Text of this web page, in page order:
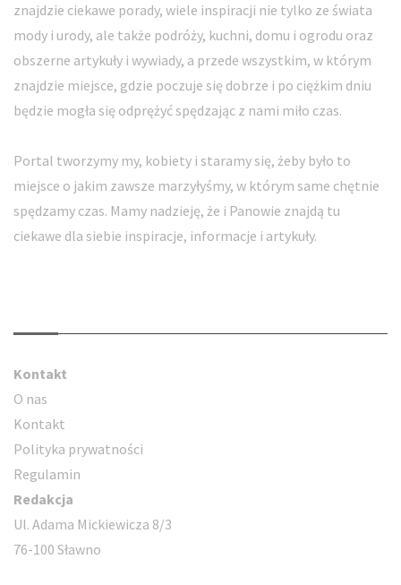
znajdzie ciekawe porady, wiele inspiracji nie tylko ze świata
mody i urody, ale także podróży, kuchni, domu i ogrodu oraz
obszerne artykuły i wywiady, a przede wszystkim, w którym
znajdzie miejsce, gdzie poczuje się dobrze i po ciężkim dniu
będzie mogła się odprężyć spędzając z nami miło czas.
Portal tworzymy my, kobiety i staramy się, żeby było to
miejsce o jakim zawsze marzyłyśmy, w którym same chętnie
spędzamy czas. Mamy nadzieję, że i Panowie znajdą tu
ciekawe dla siebie inspiracje, informacje i artykuły.
Kontakt
O nas
Kontakt
Polityka prywatności
Regulamin
Redakcja
Ul. Adama Mickiewicza 8/3
76-100 Sławno